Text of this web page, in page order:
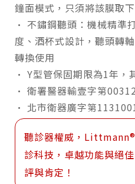
鐘面模式，只須將該膜取
• 不鏽鋼聽頭：機械精準
度、酒杯式設計，聽頭轉
轉換使用
• Y型管保固期限為1年，
• 衛署醫器輸壹字第
• 北市衛器廣字第
聽診器權威，
診科技，卓越功能與絕
評與肯定！